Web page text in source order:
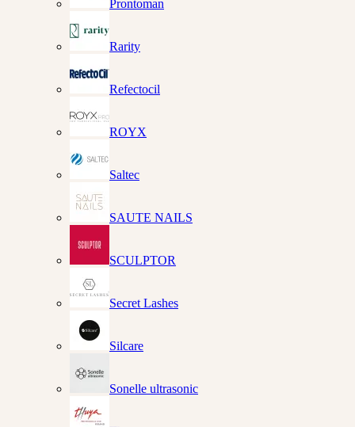
Prontoman
Rarity
Refectocil
ROYX
Saltec
SAUTE NAILS
SCULPTOR
Secret Lashes
Silcare
Sonelle ultrasonic